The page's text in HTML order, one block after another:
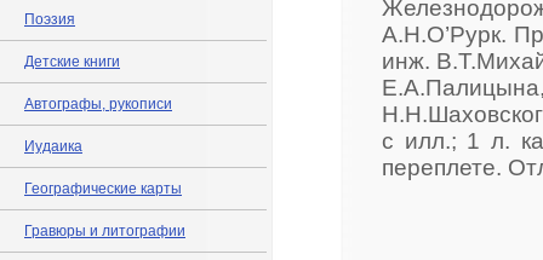
Поэзия
Детские книги
Автографы, рукописи
Иудаика
Географические карты
Гравюры и литографии
А.Н.О’Рурк.
инж.
с илл.; 1 л.
переплете.